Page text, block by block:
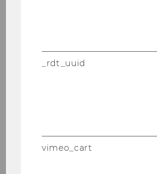
Wirtschaftsuniversität Wien
Personal zum Ziel gesetzt
qualifizierte Frauen
sich zu bewerben. Bei
werden Frauen vorrangig
Aufnahmeerfordernisse
Anforderungen des
entsprechen, sind zu
_rdt_uuid
vimeo_cart